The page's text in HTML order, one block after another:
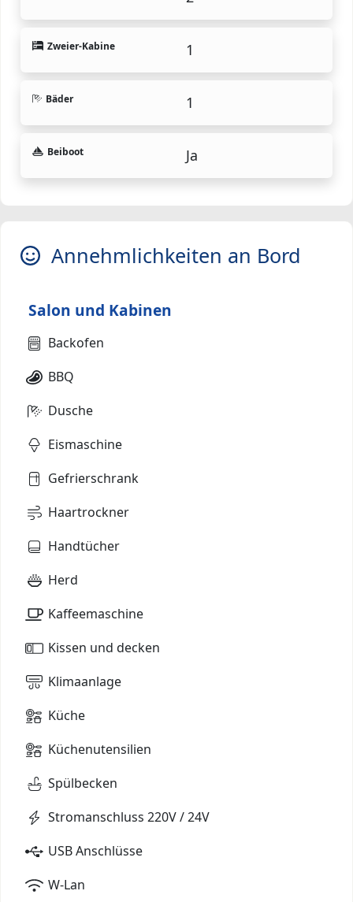
Zweier-Kabine 1
Bäder 1
Beiboot Ja
Annehmlichkeiten an Bord
Salon und Kabinen
Backofen
BBQ
Dusche
Eismaschine
Gefrierschrank
Haartrockner
Handtücher
Herd
Kaffeemaschine
Kissen und decken
Klimaanlage
Küche
Küchenutensilien
Spülbecken
Stromanschluss 220V / 24V
USB Anschlüsse
W-Lan